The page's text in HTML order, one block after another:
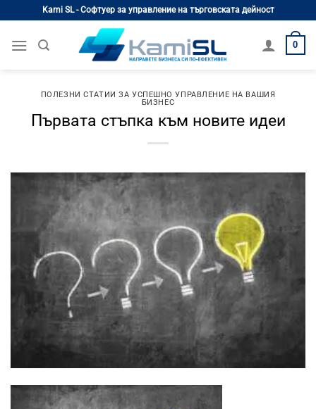
content
Kami SL - Софтуер за управление на търговската дейност
0
ПОЛЕЗНИ СТАТИИ ЗА УСПЕШНО УПРАВЛЕНИЕ НА ВАШИЯ
БИЗНЕС
Първата стъпка към новите идеи